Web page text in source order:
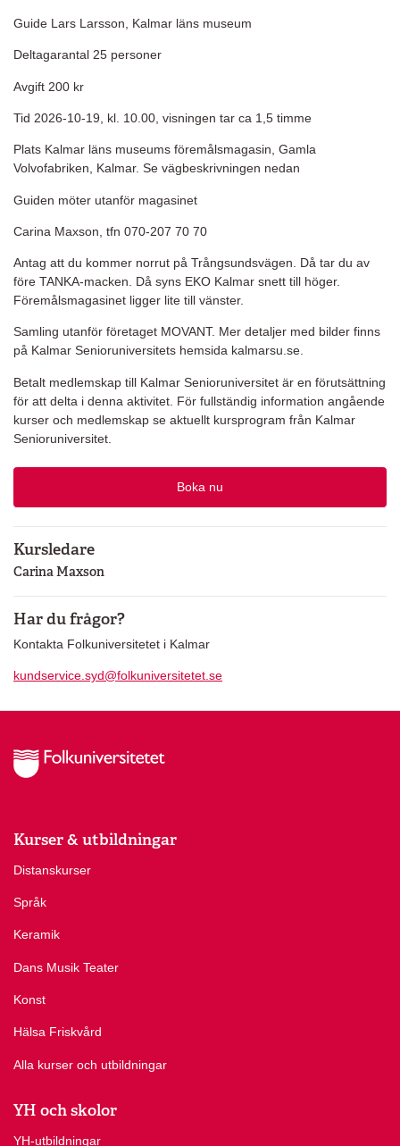
Guide Lars Larsson, Kalmar läns museum
Deltagarantal 25 personer
Avgift 200 kr
Tid 2026-10-19, kl. 10.00, visningen tar ca 1,5 timme
Plats Kalmar läns museums föremålsmagasin, Gamla
Volvofabriken, Kalmar. Se vägbeskrivningen nedan
Guiden möter utanför magasinet
Carina Maxson, tfn 070-207 70 70
Antag att du kommer norrut på Trångsundsvägen. Då tar du av
före TANKA-macken. Då syns EKO Kalmar snett till höger.
Föremålsmagasinet ligger lite till vänster.
Samling utanför företaget MOVANT. Mer detaljer med bilder finns
på Kalmar Senioruniversitets hemsida kalmarsu.se.
Betalt medlemskap till Kalmar Senioruniversitet är en förutsättning
för att delta i denna aktivitet. För fullständig information angående
kurser och medlemskap se aktuellt kursprogram från Kalmar
Senioruniversitet.
Boka nu
Kursledare
Carina Maxson
Har du frågor?
Kontakta Folkuniversitetet i Kalmar
kundservice.syd@folkuniversitetet.se
Kurser & utbildningar
Distanskurser
Språk
Keramik
Dans Musik Teater
Konst
Hälsa Friskvård
Alla kurser och utbildningar
YH och skolor
YH-utbildningar